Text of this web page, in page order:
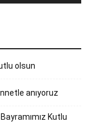
olsun
anıyoruz
Kutlu